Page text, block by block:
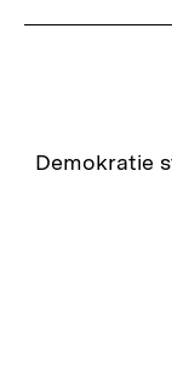
Zur
Demokratie